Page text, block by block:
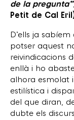
de la pregunta”
Petit de Cal
D’ells ja
potser aquest
reivindicacions
enllà i ho
alhora esmolat
estilística i
del que diran,
dubte els